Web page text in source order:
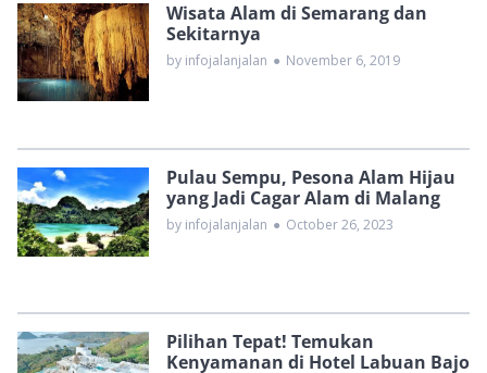
Wisata Alam di Semarang dan
Sekitarnya
by infojalanjalan ● November 6, 2019
Pulau Sempu, Pesona Alam Hijau
yang Jadi Cagar Alam di Malang
by infojalanjalan ● October 26, 2023
Pilihan Tepat! Temukan
Kenyamanan di Hotel Labuan Bajo